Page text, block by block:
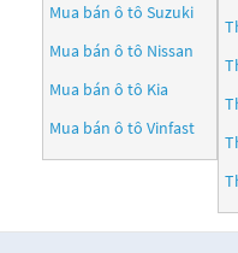
Mua bán ô tô Suzuki
Mua bán ô tô Nissan
Mua bán ô tô Kia
Mua bán ô tô Vinfast